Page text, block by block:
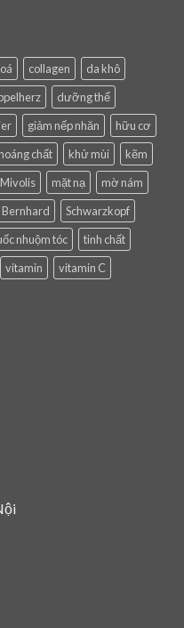
collagen
da khô
dưỡng thể
giảm nếp nhăn
hữu cơ
chất khử mùi
kẽm
Mivolis mặt nạ
mờ nám
Bernhard
Schwarzkopf
nhuộm tóc
tinh chất
vitamin
vitamin C